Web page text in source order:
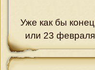
Уже как бы
или 23